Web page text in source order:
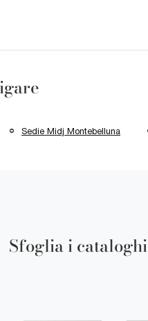
Sedie Midj Montebelluna
Sfoglia i cataloghi